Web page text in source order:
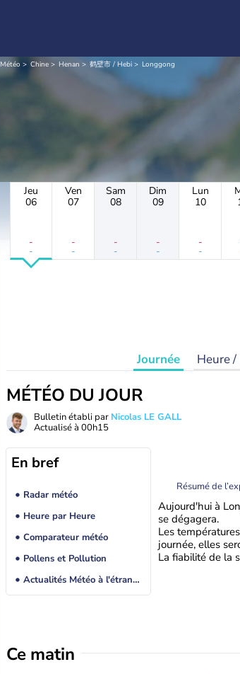
Météo Chine Henan 鹤壁市 / Hebi Longgong
Jeu
06
-
-
Ven
07
-
-
Sam
08
-
-
Dim
09
-
-
Lun
10
-
-
Journée Heure
MÉTÉO DU JOUR
Bulletin établi par Nicolas LE GALL
Actualisé à 00h15
En bref
Radar météo
Heure par Heure
Comparateur météo
Pollens et Pollution
Actualités Météo à l'étranger
Résumé de
Aujourd'hui à
se dégagera.
Les
journée, elles
La fiabilité de la
Ce matin